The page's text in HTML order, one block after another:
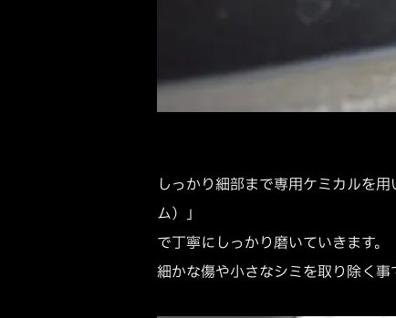
しっかり細部まで専用ケミカルを用
ム）」
で丁寧にしっかり磨いていきます。
細かな傷や小さなシミを取り除く